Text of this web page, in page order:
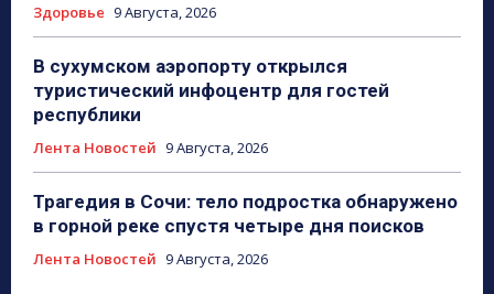
Здоровье 9 Августа, 2026
В сухумском аэропорту открылся
туристический инфоцентр для гостей
республики
Лента Новостей 9 Августа, 2026
Трагедия в Сочи: тело подростка обнаружено
в горной реке спустя четыре дня поисков
Лента Новостей 9 Августа, 2026